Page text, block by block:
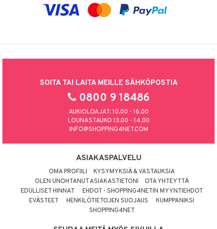
SOITA TAI LAITA MEILLE SÄHKÖPOSTIA
0800 9 18486
AUKIOLOAJAT: 10.00 - 16.00
LOUNASTAUKO 13.00 - 14.00
INFO@SHOPPING4NET.COM
ASIAKASPALVELU
OMA PROFIILI
KYSYMYKSIÄ & VASTAUKSIA
OLEN UNOHTANUT ASIAKASTIETONI
OTA YHTEYTTÄ
EDULLISET HINNAT
EHDOT - SHOPPING4NETIN MYYNTIEHDOT
EVÄSTEET
HENKILÖTIETOJEN SUOJAUS
KUMPPANIKSI
SHOPPING4NET